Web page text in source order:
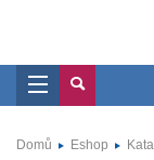
Domů Eshop